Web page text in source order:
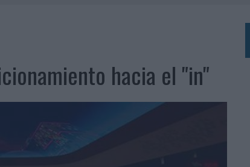
EN EL ORIGEN BARCELONÉS
DE MARCA EN IBIZA
LA CREATIVIDAD DE LAS MARCAS
hacia el "in"